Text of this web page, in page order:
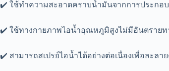
✔️ ใช้ทำความสะอาดคราบน้ำมันจากการประกอ
✔️ ใช้ทางกายภาพไอน้ำอุณหภูมิสูงไม่มีอันตรายท
✔️ สามารถสเปรย์ไอน้ำได้อย่างต่อเนื่องเพื่อละลา